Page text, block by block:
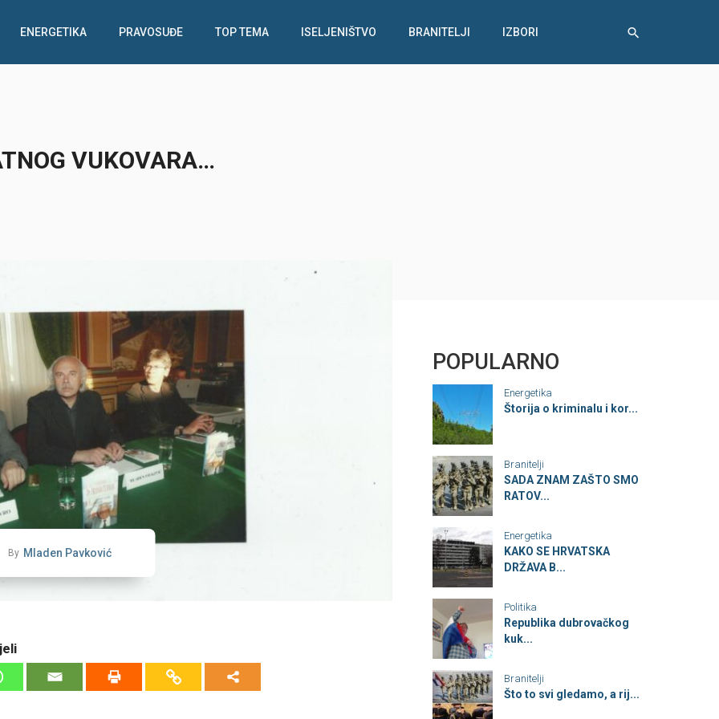
ENERGETIKA PRAVOSUĐE TOP TEMA ISELJENIŠTVO BRANITELJI IZBORI
VUKOVARA…
By Mladen Pavković
POPULARNO
Energetika
Štorija o kriminalu i kor...
Branitelji
SADA ZNAM ZAŠTO SMO
RATOV...
Energetika
KAKO SE HRVATSKA
DRŽAVA B...
Politika
Republika dubrovačkog
kuk...
Branitelji
Što to svi gledamo, a rij...